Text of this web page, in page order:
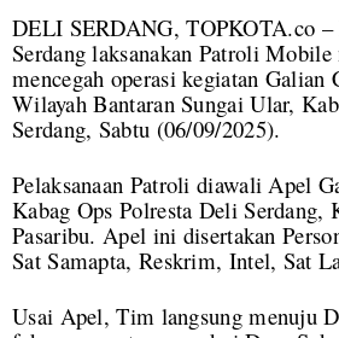
DELI SERDANG, TOPKOTA.co –
Serdang laksanakan Patroli
mencegah operasi kegiatan Galian
Wilayah Bantaran Sungai Ular,
Serdang, Sabtu (06/09/2025).
Pelaksanaan Patroli diawali Apel
Kabag Ops Polresta Deli Serdang,
Pasaribu. Apel ini disertakan
Sat Samapta, Reskrim, Intel, Sat
Usai Apel, Tim langsung menuju